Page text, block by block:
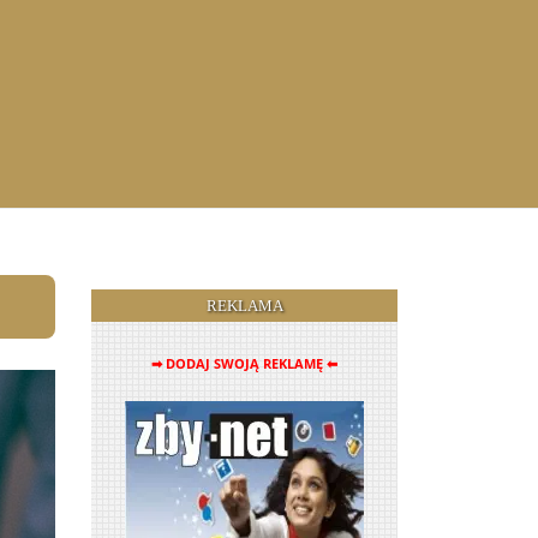
REKLAMA
➡ DODAJ SWOJĄ REKLAMĘ ⬅